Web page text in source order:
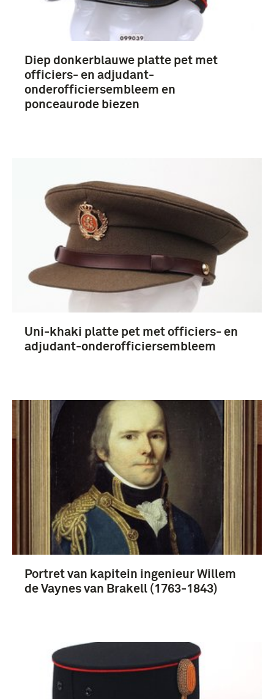
Diep donkerblauwe platte pet met
officiers- en adjudant-
onderofficiersembleem en
ponceaurode biezen
Uni-khaki platte pet met officiers- en
adjudant-onderofficiersembleem
Portret van kapitein ingenieur Willem
de Vaynes van Brakell (1763-1843)